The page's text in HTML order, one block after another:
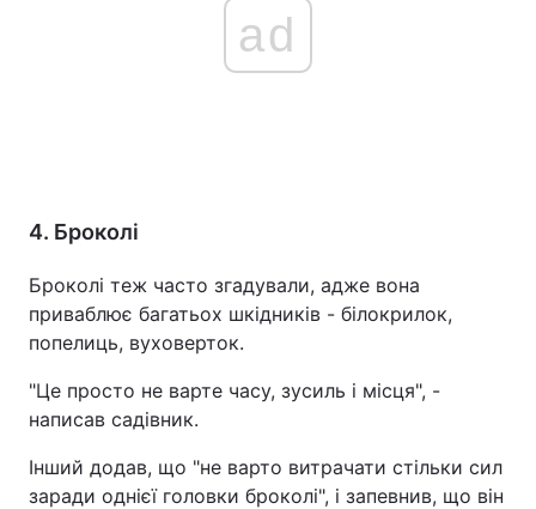
ad
4. Броколі
Броколі теж часто згадували, адже вона
приваблює багатьох шкідників - білокрилок,
попелиць, вуховерток.
"Це просто не варте часу, зусиль і місця", -
написав садівник.
Інший додав, що "не варто витрачати стільки сил
заради однієї головки броколі", і запевнив, що він